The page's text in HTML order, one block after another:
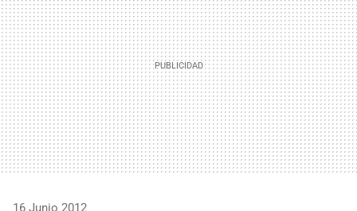
16 Junio 2012